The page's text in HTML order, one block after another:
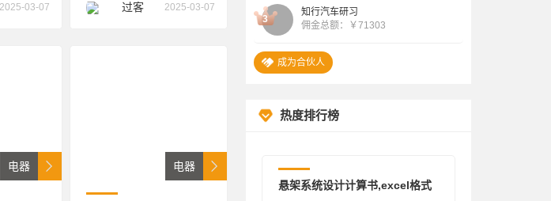
2025-03-07 过客 2025-03-07
电器 电器
3
知行汽车研习
佣金总额：￥71303
成为合伙人
热度排行榜
悬架系统设计计算书,excel格式